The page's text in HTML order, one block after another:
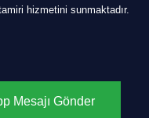
hizmetini sunmaktadır.
Mesajı Gönder